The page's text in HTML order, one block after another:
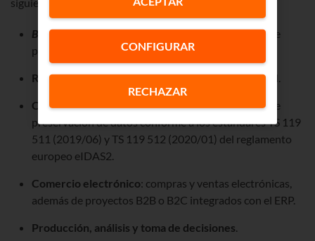
Big data: sensórica, servitización, automatización de
procesos o blockchain.
Realidad virtualaumentada, mixta y visión artificial.
Custodia de documentos electrónicos: servicios de
preservación de datos conforme a los estándares TS 119
511 (2019/06) y TS 119 512 (2020/01) del reglamento
europeo eIDAS2.
Comercio electrónico: compras y ventas electrónicas,
además de proyectos B2B o B2C integrados con el ERP.
Producción, análisis y toma de decisiones.
CONFIGURAR
RECHAZAR